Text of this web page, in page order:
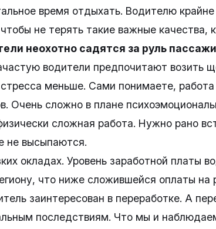
время отдыхать. Водителю
не терять такие важные качества,
неохотно садятся за руль
водители предпочитают возить
меньше. Сами понимаете,
Очень сложно в плане
сложная работа. Нужно рано
не высыпаются.
окладах. Уровень заработной платы
что ниже сложившейся оплаты на
заинтересован в переработке. А
последствиям. Что мы и